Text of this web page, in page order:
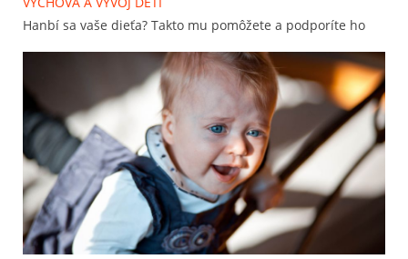
Hanbí sa vaše dieťa? Takto mu pomôžete a podporíte ho